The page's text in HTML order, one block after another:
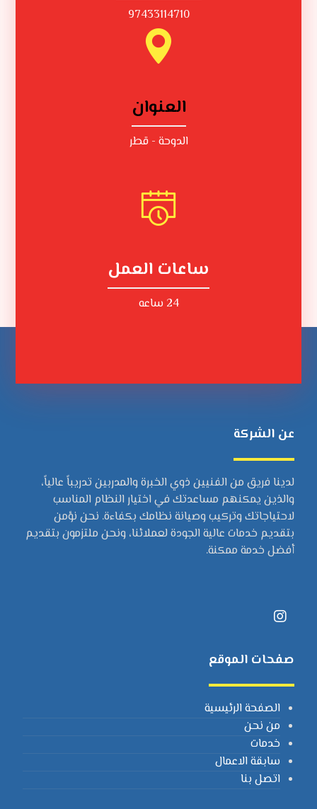
97433114710
العنوان
الدوحة - قطر
ساعات العمل
24 ساعه
عن الشركة
لدينا فريق من الفنيين ذوي الخبرة والمدربين تدريباً عالياً،
والذين يمكنهم مساعدتك في اختيار النظام المناسب
لاحتياجاتك وتركيب وصيانة نظامك بكفاءة. نحن نؤمن
بتقديم خدمات عالية الجودة لعملائنا، ونحن ملتزمون بتقديم
أفضل خدمة ممكنة.
صفحات الموقع
الصفحة الرئيسية
من نحن
خدمات
سابقة الاعمال
اتصل بنا